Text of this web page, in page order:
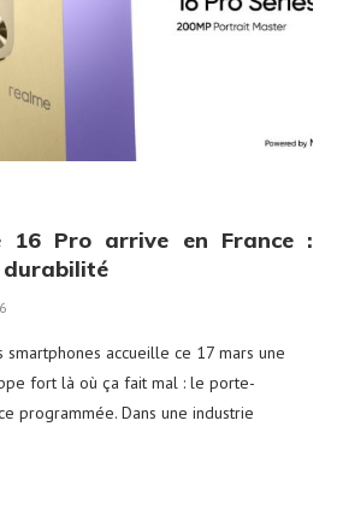
16 Pro arrive en France :
durabilité
accueille ce 17 mars une
fort là où ça fait mal : le porte-
programmée. Dans une industrie